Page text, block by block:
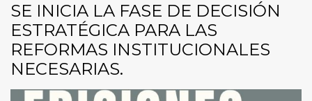
SE INICIA LA FASE DE DECISIÓN
ESTRATÉGICA PARA LAS
REFORMAS INSTITUCIONALES
NECESARIAS.